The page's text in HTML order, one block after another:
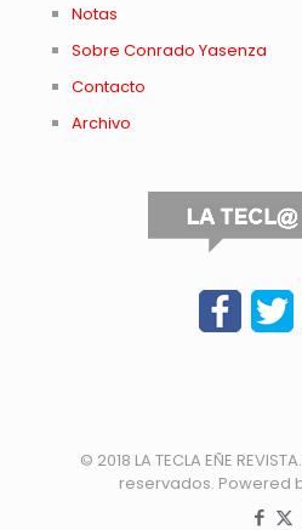
Notas
Sobre Conrado Yasenza
Contacto
Archivo
© 2018 LA TECLA EÑE
reservados. Powered